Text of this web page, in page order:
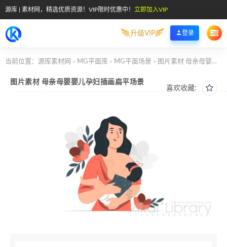
源库 | 素材网，精选优质资源！VIP限时优惠中！ 立即加入VIP
升级VIP 登录
当前位置： 源库素材网 > MG平面库 > MG平面场景 > 图片素材 母亲母婴婴儿孕妇插画扁平场景
喜欢收藏:
图片素材 母亲母婴婴儿孕妇插画扁平场景